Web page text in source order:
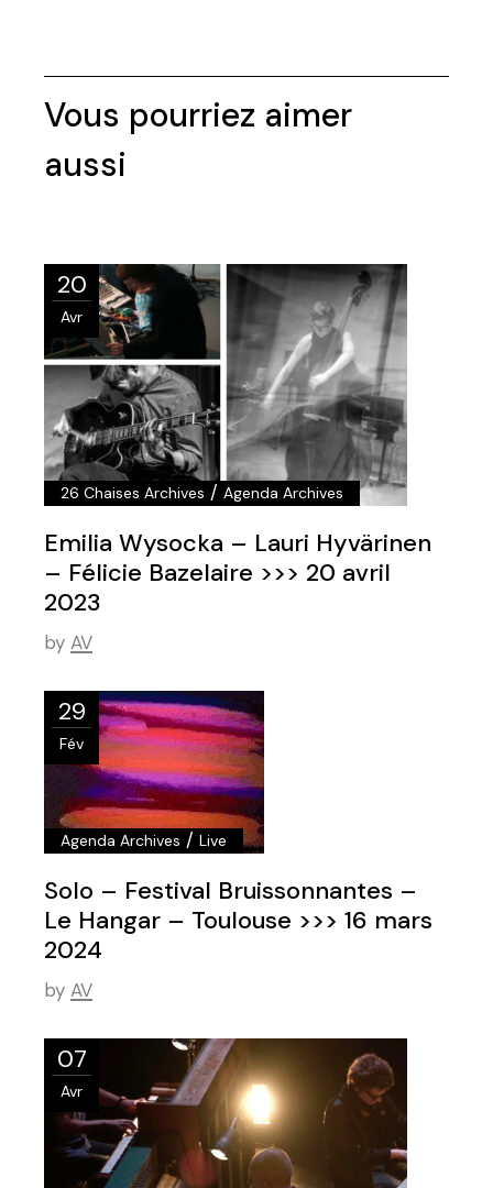
20
Avr
26 Chaises Archives /Agenda Archives
Emilia Wysocka – Lauri Hyvärinen
– Félicie Bazelaire >>> 20 avril
2023
by AV
29
Fév
Agenda Archives /Live
Solo – Festival Bruissonnantes –
Le Hangar – Toulouse >>> 16 mars
2024
by AV
07
Avr